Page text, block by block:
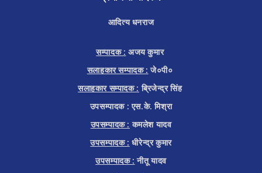
आदित्य धनराज
सम्पादक : अजय कुमार
सलाहकार सम्पादक : जे०पी०
सलाहकार सम्पादक : ब्रिजेन्द्र सिंह
उपसम्पादक : एस.के. मिश्रा
उपसम्पादक : कमलेश यादव
उपसम्पादक : धीरेन्द्र कुमार
उपसम्पादक : नीतू यादव